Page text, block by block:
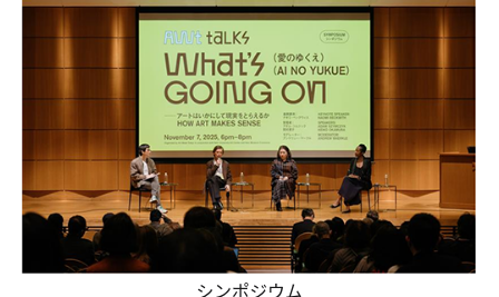
シンポジウム